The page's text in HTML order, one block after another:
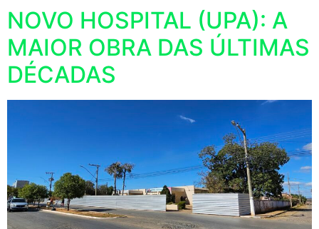
NOVO HOSPITAL (UPA): A
MAIOR OBRA DAS ÚLTIMAS
DÉCADAS